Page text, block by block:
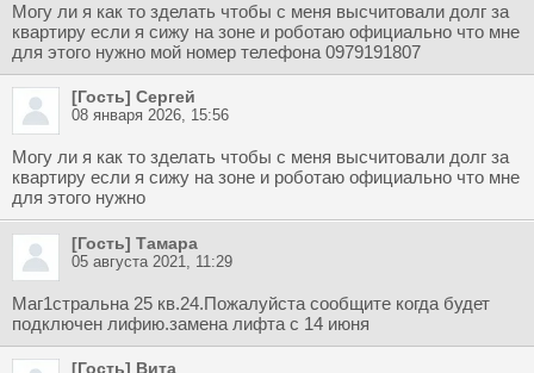
Могу ли я как то зделать чтобы с меня высчитовали долг за
квартиру если я сижу на зоне и роботаю официально что мне
для этого нужно мой номер телефона 0979191807
[Гость] Сергей
08 января 2026, 15:56
Могу ли я как то зделать чтобы с меня высчитовали долг за
квартиру если я сижу на зоне и роботаю официально что мне
для этого нужно
[Гость] Тамара
05 августа 2021, 11:29
Маг1стральна 25 кв.24.Пожалуйста сообщите когда будет
подключен лифию.замена лифта с 14 июня
[Гость] Вита